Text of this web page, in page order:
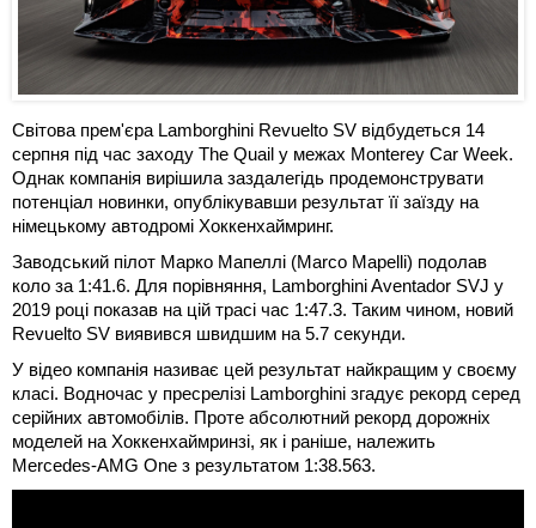
Світова прем'єра Lamborghini Revuelto SV відбудеться 14
серпня під час заходу The Quail у межах Monterey Car Week.
Однак компанія вирішила заздалегідь продемонструвати
потенціал новинки, опублікувавши результат її заїзду на
німецькому автодромі Хоккенхаймринг.
Заводський пілот Марко Мапеллі (Marco Mapelli) подолав
коло за 1:41.6. Для порівняння, Lamborghini Aventador SVJ у
2019 році показав на цій трасі час 1:47.3. Таким чином, новий
Revuelto SV виявився швидшим на 5.7 секунди.
У відео компанія називає цей результат найкращим у своєму
класі. Водночас у пресрелізі Lamborghini згадує рекорд серед
серійних автомобілів. Проте абсолютний рекорд дорожніх
моделей на Хоккенхаймринзі, як і раніше, належить
Mercedes-AMG One з результатом 1:38.563.